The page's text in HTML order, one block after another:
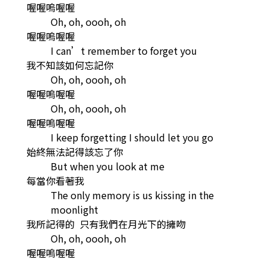
喔喔嗚喔喔
Oh, oh, oooh, oh
喔喔嗚喔喔
I can’t remember to forget you
我不知該如何忘記你
Oh, oh, oooh, oh
喔喔嗚喔喔
Oh, oh, oooh, oh
喔喔嗚喔喔
I keep forgetting I should let you go
始終無法記得該忘了你
But when you look at me
每當你看著我
The only memory is us kissing in the
moonlight
我所記得的 只有我們在月光下的擁吻
Oh, oh, oooh, oh
喔喔嗚喔喔